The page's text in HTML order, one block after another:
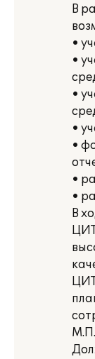
В
•
•
•
•
•
•
•
В
М.П.